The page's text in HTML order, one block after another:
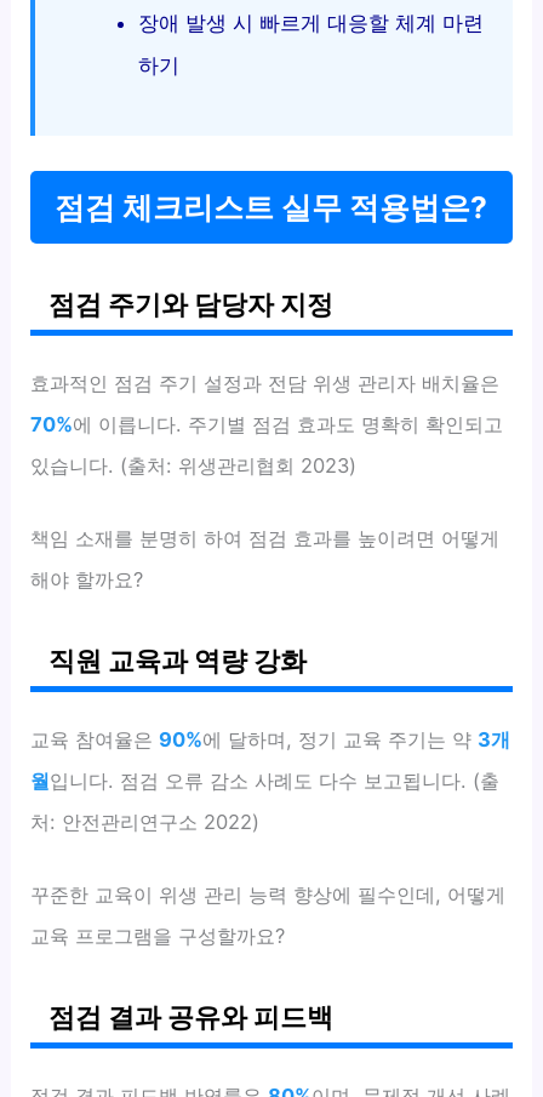
장애 발생 시 빠르게 대응할 체계 마련
하기
점검 체크리스트 실무 적용법은?
점검 주기와 담당자 지정
효과적인 점검 주기 설정과 전담 위생 관리자 배치율은
70%에 이릅니다. 주기별 점검 효과도 명확히 확인되고
있습니다. (출처: 위생관리협회 2023)
책임 소재를 분명히 하여 점검 효과를 높이려면 어떻게
해야 할까요?
직원 교육과 역량 강화
교육 참여율은 90%에 달하며, 정기 교육 주기는 약 3개
월입니다. 점검 오류 감소 사례도 다수 보고됩니다. (출
처: 안전관리연구소 2022)
꾸준한 교육이 위생 관리 능력 향상에 필수인데, 어떻게
교육 프로그램을 구성할까요?
점검 결과 공유와 피드백